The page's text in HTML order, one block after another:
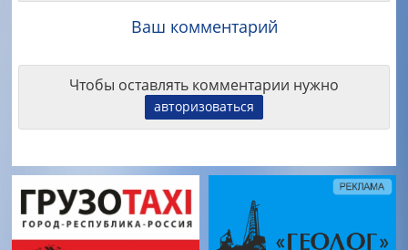
Ваш комментарий
Чтобы оставлять комментарии нужно
авторизоваться